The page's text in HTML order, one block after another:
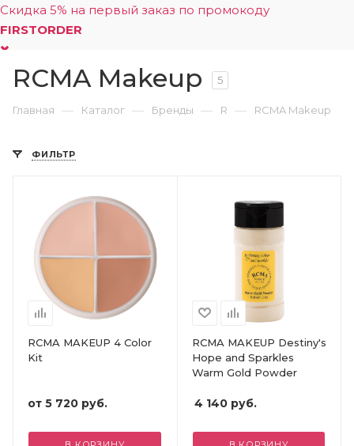
Скидка 5% на первый заказ по промокоду
FIRSTORDER
RCMA Makeup 5
Главная — Каталог — Бренды — R — RCMA Makeup
ФИЛЬТР
RCMA MAKEUP 4 Color
Kit
от 5 720 руб.
RCMA MAKEUP Destiny's
Hope and Sparkles
Warm Gold Powder
4 140руб.